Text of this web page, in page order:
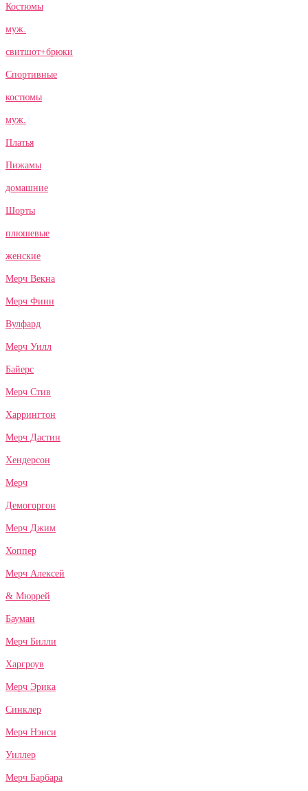
Костюмы
муж.
свитшот+брюки
Спортивные
костюмы
муж.
Платья
Пижамы
домашние
Шорты
плюшевые
женские
Мерч Векна
Мерч Финн
Вулфард
Мерч Уилл
Байерс
Мерч Стив
Харрингтон
Мерч Дастин
Хендерсон
Мерч
Демогоргон
Мерч Джим
Хоппер
Мерч Алексей
& Мюррей
Бауман
Мерч Билли
Харгроув
Мерч Эрика
Синклер
Мерч Нэнси
Уиллер
Мерч Барбара